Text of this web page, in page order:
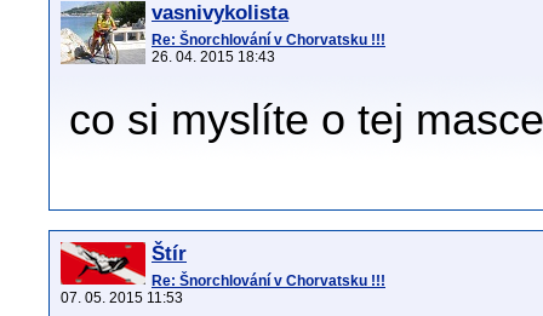
vasnivykolista
Re: Šnorchlování v Chorvatsku !!!
26. 04. 2015 18:43
co si myslíte o tej
Štír
Re: Šnorchlování v Chorvatsku !!!
07. 05. 2015 11:53